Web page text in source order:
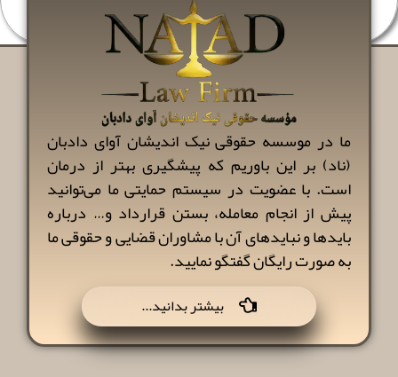
ما در موسسه حقوقی نیک اندیشان آوای دادبان
(ناد) بر این باوریم که پیشگیری بهتر از درمان
است. با عضویت در سیستم حمایتی ما می‌توانید
پیش از انجام معامله، بستن قرارداد و… درباره
بایدها و نبایدهای آن با مشاوران قضایی و حقوقی ما
به صورت رایگان گفتگو نمایید.
...بیشتر بدانید